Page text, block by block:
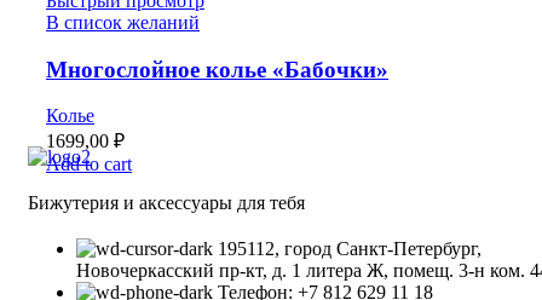
В список желаний
Многослойное колье «Бабочки»
Колье
1699,00 ₽
Add to cart
Бижутерия и аксессуары для тебя
195112, город Санкт-Петербург,
Новочеркасский пр-кт, д. 1 литера Ж, помещ. 3-н ком.
Телефон: +7 812 629 11 18